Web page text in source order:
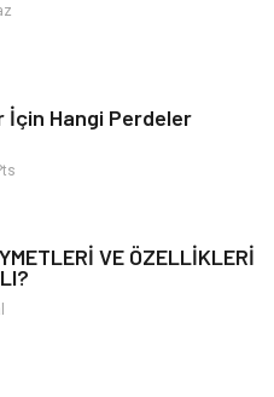
Kültür
Penguen
İçin Hangi Perdeler
VE ÖZELLİKLERİ